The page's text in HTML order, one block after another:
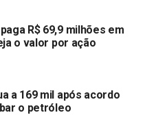
R$ 69,9 milhões em
o valor por ação
a 169 mil após acordo
o petróleo